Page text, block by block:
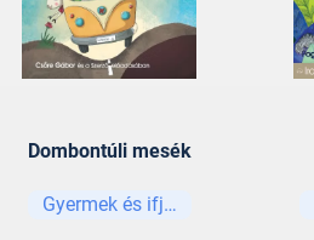
Dombontúli mesék
Gyermek és ifjúsági